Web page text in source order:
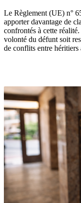
Le Règlement (UE) n°
apporter davantage de
confrontés à cette
volonté du défunt soit
de conflits entre héritiers